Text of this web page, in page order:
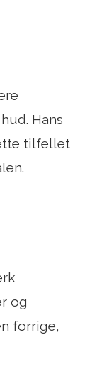
Hans
tilfellet
og
forrige,